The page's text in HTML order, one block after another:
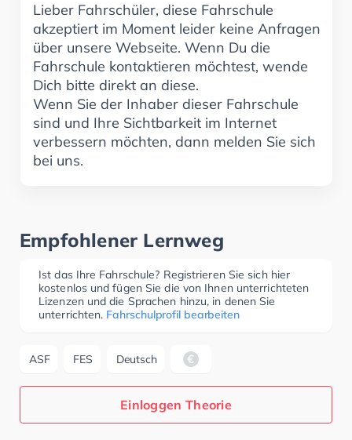
Lieber Fahrschüler, diese Fahrschule
akzeptiert im Moment leider keine Anfragen
über unsere Webseite. Wenn Du die
Fahrschule kontaktieren möchtest, wende
Dich bitte direkt an diese.
Wenn Sie der Inhaber dieser Fahrschule
sind und Ihre Sichtbarkeit im Internet
verbessern möchten, dann melden Sie sich
bei uns.
Empfohlener Lernweg
Ist das Ihre Fahrschule? Registrieren Sie sich hier
kostenlos und fügen Sie die von Ihnen unterrichteten
Lizenzen und die Sprachen hinzu, in denen Sie
unterrichten. Fahrschulprofil bearbeiten
ASF FES Deutsch
Einloggen Theorie